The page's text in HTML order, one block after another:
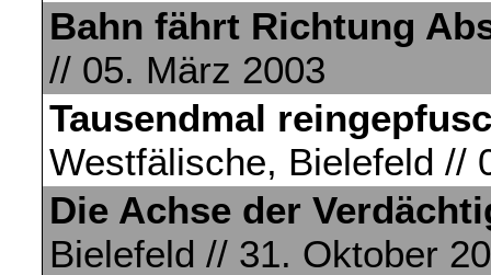
Bahn fährt Richtung
// 05. März 2003
Tausendmal
Westfälische, Bielefeld //
Die Achse der
Bielefeld // 31. Oktober